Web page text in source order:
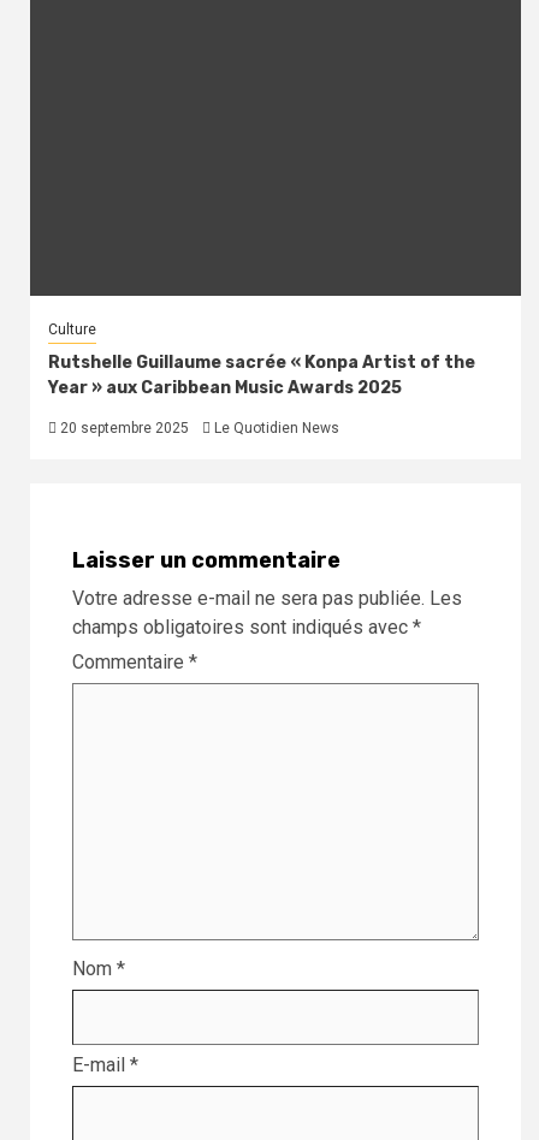
Culture
Rutshelle Guillaume sacrée « Konpa Artist of the
Year » aux Caribbean Music Awards 2025
20 septembre 2025 Le Quotidien News
Laisser un commentaire
Votre adresse e-mail ne sera pas publiée. Les
champs obligatoires sont indiqués avec *
Commentaire *
Nom *
E-mail *